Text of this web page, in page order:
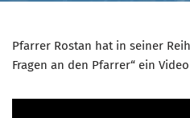
Pfarrer Rostan hat in seiner
Fragen an den Pfarrer“ ein